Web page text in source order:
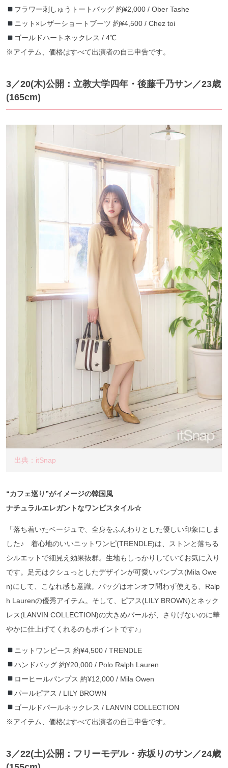
フラワー刺しゅうトートバッグ 約¥2,000 / Ober Tashe
ニット×レザーショートブーツ 約¥4,500 / Chez toi
ゴールドハートネックレス / 4℃
※アイテム、価格はすべて出演者の自己申告です。
3／20(木)公開：立教大学四年・後藤千乃サン ／23歳
(165cm)
出典：itSnap
“カフェ巡り”がイメージの韓国風
ナチュラルエレガントなワンピスタイル☆
「落ち着いたベージュで、全身をふんわりとした優しい印象にしま
した♪ 着心地のいいニットワンピ(TRENDLE)は、ストンと落ちる
シルエットで細見え効果抜群。生地もしっかりしていてお気に入り
です。足元はクシュっとしたデザインが可愛いパンプス(Mila Owe
n)にして、こなれ感も意識。バッグはオンオフ問わず使える、Ralp
h Laurenの優秀アイテム。そして、ピアス(LILY BROWN)とネック
レス(LANVIN COLLECTION)の大きめパールが、さりげないのに華
やかに仕上げてくれるのもポイントです♪」
ニットワンピース 約¥4,500 / TRENDLE
ハンドバッグ 約¥20,000 / Polo Ralph Lauren
ローヒールパンプス 約¥12,000 / Mila Owen
パールピアス / LILY BROWN
ゴールドパールネックレス / LANVIN COLLECTION
※アイテム、価格はすべて出演者の自己申告です。
3／22(土)公開：フリーモデル・赤坂りのサン ／24歳